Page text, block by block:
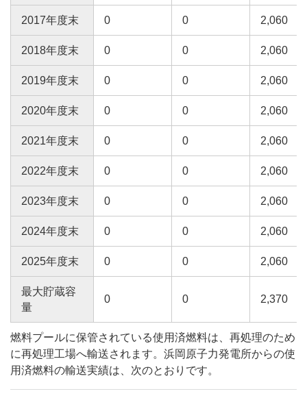
2017年度末 0 0 2,060
2018年度末 0 0 2,060
2019年度末 0 0 2,060
2020年度末 0 0 2,060
2021年度末 0 0 2,060
2022年度末 0 0 2,060
2023年度末 0 0 2,060
2024年度末 0 0 2,060
2025年度末 0 0 2,060
最大貯蔵容
量
0 0 2,370
燃料プールに保管されている使用済燃料は、再処理のため
に再処理工場へ輸送されます。浜岡原子力発電所からの使
用済燃料の輸送実績は、次のとおりです。